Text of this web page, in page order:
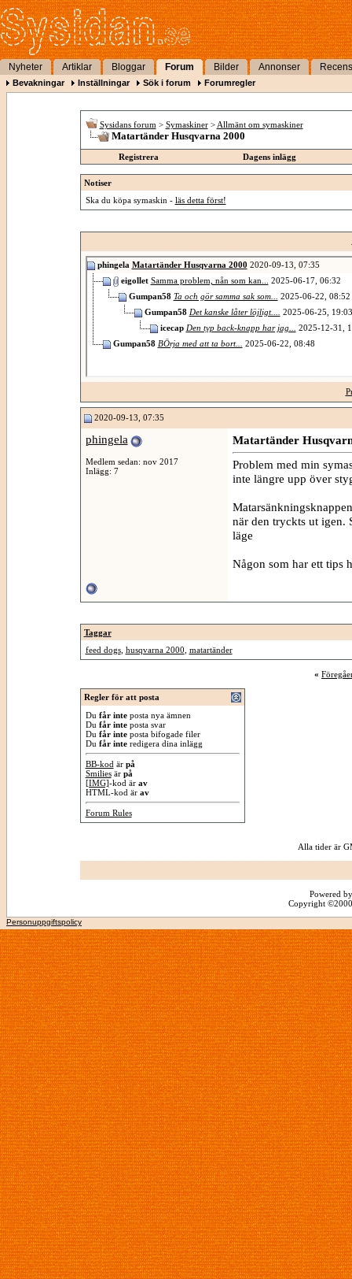
Nyheter Artiklar Bloggar Forum Bilder Annonser
Bevakningar Inställningar Sök i forum Forumregler
Sysidans forum > Symaskiner > Allmänt om symaskiner
Matartänder Husqvarna 2000
Registrera Dagens inlägg
Notiser
Ska du köpa symaskin - läs detta först!
phingela Matartänder Husqvarna 2000 2020-09-13, 07:35
eigollet Samma problem, nån som kan... 2025-06-17, 06:32
Gumpan58 Ta och gör samma sak som... 2025-06-22, 08:52
Gumpan58 Det kanske låter löjligt.... 2025-06-25,
19:03
icecap Den typ back-knapp har jag... 2025-12-31,
Gumpan58 BÖrja med att ta bort... 2025-06-22, 08:48
2020-09-13, 07:35
phingela
Medlem sedan: nov 2017
Inlägg: 7
Matartänder
Problem med min
inte längre upp över
när den tryckts ut igen.
läge
Någon som har ett tips
Taggar
feed dogs, husqvarna 2000 matartänder
«
Regler för att posta
Du får inteposta nya ämnen
Du får inteposta svar
Du får inteposta bifogade filer
Du får interedigera dina inlägg
BB-kod är på
Smiliesär på
[IMG]-kod är av
HTML-kod är av
Forum Rules
Alla tider är
Powered
Copyright
Personuppgiftspolicy